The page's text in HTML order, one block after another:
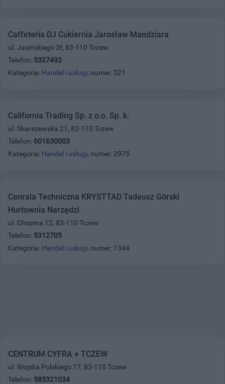
Caffeteria DJ Cukiernia Jarosław Mandziara
ul. Jasińskiego 3f, 83-110 Tczew
Telefon: 5327492
Kategoria: Handel i usługi, numer: 521
California Trading Sp. z o.o. Sp. k.
ul. Skarszewska 21, 83-110 Tczew
Telefon: 601630003
Kategoria: Handel i usługi, numer: 2975
Cenrala Techniczna KRYSTTAD Tadeusz Górski
Hurtownia Narzędzi
ul. Chopina 12, 83-110 Tczew
Telefon: 5312705
Kategoria: Handel i usługi, numer: 1344
CENTRUM CYFRA + TCZEW
ul. Wojska Polskiego 17, 83-110 Tczew
Telefon: 585321034